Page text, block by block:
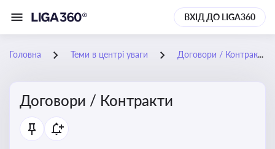
ВХІД ДО LIGA360
Головна Теми в центрі уваги Договори / Контракти
Договори / Контракти